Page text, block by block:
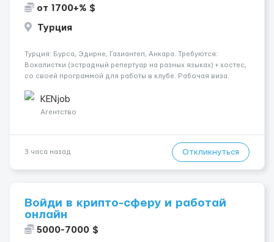
от 1700+% $
Турция
Турция: Бурса, Эдирне, Газиантеп, Анкара. Требуются:
Вокалистки (эстрадный репертуар на разных языках) + хостеc,
со своей программой для работы в клубе. Рабочая виза.
одного до трех месяцев. Мед. страховка. Высокая зарплат...
KENjob
Агентство
3 часа назад Откликнуться
Войди в крипто-сферу и работай
онлайн
5000-7000 $